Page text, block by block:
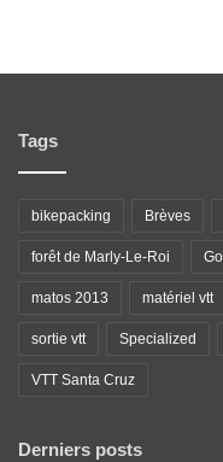
Tags
bikepacking Brèves
forêt de Marly-Le-Roi
matos 2013 matériel vtt
sortie vtt Specialized
VTT Santa Cruz
Derniers posts